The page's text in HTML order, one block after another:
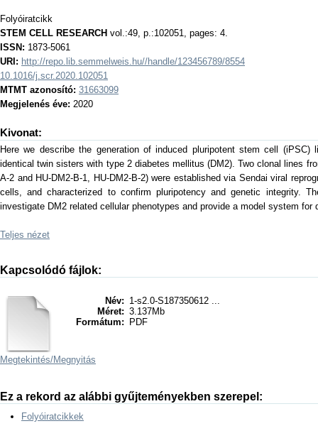
Folyóiratcikk
STEM CELL RESEARCH vol.:49, p.:102051, pages: 4.
ISSN: 1873-5061
URI: http://repo.lib.semmelweis.hu//handle/123456789/8554
10.1016/j.scr.2020.102051
MTMT azonosító: 31663099
Megjelenés éve: 2020
Kivonat:
Here we describe the generation of induced pluripotent stem cell (iPSC)
identical twin sisters with type 2 diabetes mellitus (DM2). Two clonal lines
A-2 and HU-DM2-B-1, HU-DM2-B-2) were established via Sendai viral
cells, and characterized to confirm pluripotency and genetic integrity.
investigate DM2 related cellular phenotypes and provide a model system
Teljes nézet
Kapcsolódó fájlok:
Név: 1-s2.0-S187350612 ...
Méret: 3.137Mb
Formátum:
PDF
Megtekintés/Megnyitás
Ez a rekord az alábbi gyűjteményekben szerepel:
Folyóiratcikkek